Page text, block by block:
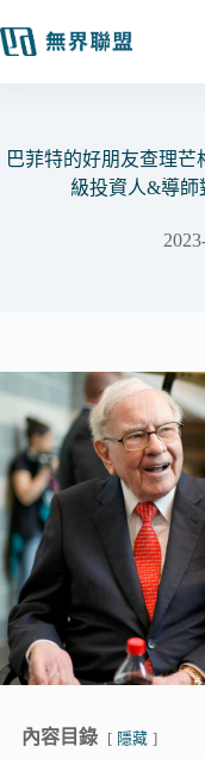
至
容巴菲特的好朋友查理芒
級投資人&導師
內容目錄 隱藏